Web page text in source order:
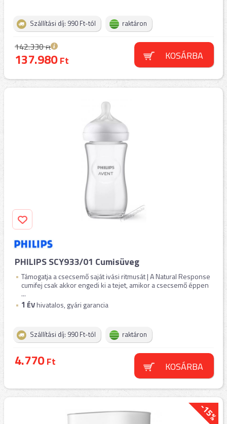
Szállítási díj: 990 Ft-tól raktáron
142.330Ft
137.980Ft KOSÁRBA
PHILIPS SCY933/01 Cumisüveg
Támogatja a csecsemő saját ivási ritmusát | A Natural Response
cumifej csak akkor engedi ki a tejet, amikor a csecsemő éppen
...
1 ÉVhivatalos, gyári garancia
Szállítási díj: 990 Ft-tól raktáron
4.770Ft KOSÁRBA
-15%